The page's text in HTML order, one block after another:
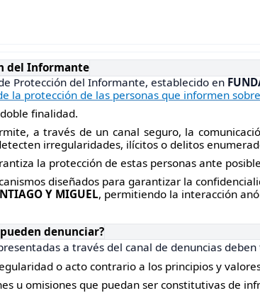
del Informante
Protección del Informante, establecido en
la protección de las personas que informen
finalidad.
a través de un canal seguro, la
irregularidades, ilícitos o delitos
la protección de estas personas ante
diseñados para garantizar la
Y MIGUEL, permitiendo la interacción
denunciar?
a través del canal de denuncias
o acto contrario a los principios y
u omisiones que puedan ser constitutivas de